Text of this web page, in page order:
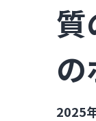
質
2025